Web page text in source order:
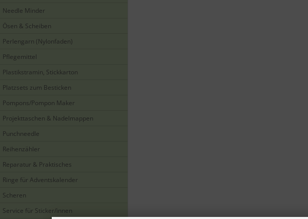
Needle Minder
Ösen & Scheiben
Perlengarn (Nylonfaden)
Pflegemittel
Plastikstramin, Stickkarton
Platzsets zum Besticken
Pompons/Pompon Maker
Projekttaschen & Nadelmappen
Punchneedle
Reihenzähler
Reparatur & Praktisches
Ringe für Adventskalender
Scheren
Service für Sticker/innen